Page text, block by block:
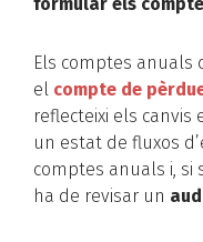
Els comptes anuals
el compte de
reflecteixi els canvis
un estat de fluxos
comptes anuals i, si
ha de revisar un